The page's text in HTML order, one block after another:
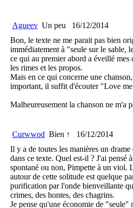
Agueev Un peu
16/12/2014
Bon, le texte ne me parait pas bien
immédiatement à "seule sur le sable,
ce qui au premier abord a éveillé mes
les rimes et les propos.
Mais en ce qui concerne une
important, il suffit d'écouter "Love
Malheureusement la chanson ne m'a
Curwwod Bien ↑
16/12/2014
Il y a de toutes les manières un
dans ce texte. Quel est-il ? J'ai pensé
spontané ou non, Pimpette à un viol.
autour de cette solitude est quelque
purification par l'onde bienveillante
crimes, des hontes, des chagrins.
Je pense qu'une économie de "seule"